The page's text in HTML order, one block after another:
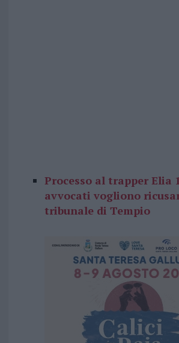
Processo al trapper Elia
avvocati vogliono
tribunale di Tempio